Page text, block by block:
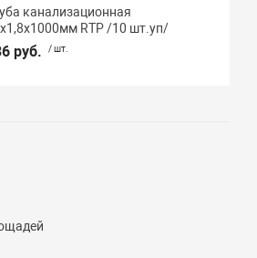
канализационная
RTP /10 шт.уп/
руб. / шт.